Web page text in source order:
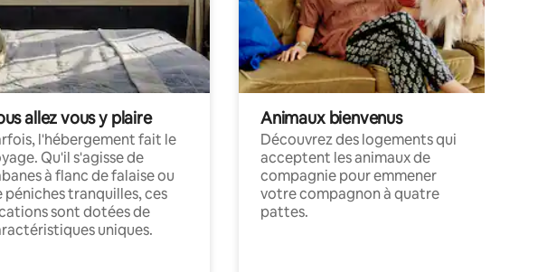
allez vous y plaire
l'hébergement fait le
Qu'il s'agisse de
à flanc de falaise ou
péniches tranquilles, ces
sont dotées de
uniques.
Animaux bienvenus
Découvrez des logements qui
acceptent les animaux de
compagnie pour emmener
votre compagnon à quatre
pattes.